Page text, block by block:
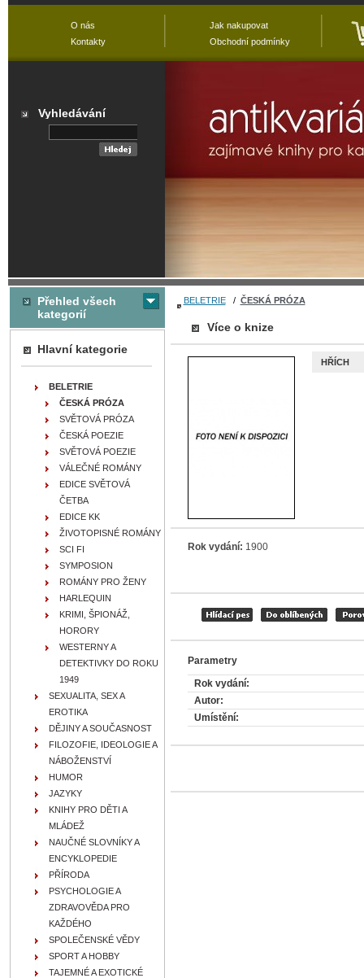
BELETRIE/ ČESKÁ PRÓZA
Více o knize
HŘÍCH
Rok vydání: 1900
Parametry
Rok vydání:
Autor:
Umístění:
Přehled všech
kategorií
Hlavní kategorie
BELETRIE
ČESKÁ PRÓZA
SVĚTOVÁ PRÓZA
ČESKÁ POEZIE
SVĚTOVÁ POEZIE
VÁLEČNÉ ROMÁNY
EDICE SVĚTOVÁ
ČETBA
EDICE KK
ŽIVOTOPISNÉ ROMÁNY
SCI FI
SYMPOSION
ROMÁNY PRO ŽENY
HARLEQUIN
KRIMI, ŠPIONÁŽ,
HORORY
WESTERNY A
DETEKTIVKY DO ROKU
1949
SEXUALITA, SEX A
EROTIKA
DĚJINY A SOUČASNOST
FILOZOFIE, IDEOLOGIE A
NÁBOŽENSTVÍ
HUMOR
JAZYKY
KNIHY PRO DĚTI A
MLÁDEŽ
NAUČNÉ SLOVNÍKY A
ENCYKLOPEDIE
PŘÍRODA
PSYCHOLOGIE A
ZDRAVOVĚDA PRO
KAŽDÉHO
SPOLEČENSKÉ VĚDY
SPORT A HOBBY
TAJEMNÉ A EXOTICKÉ
O nás
Kontakty
Jak nakupovat
Obchodní podmínky
Vyhledávání